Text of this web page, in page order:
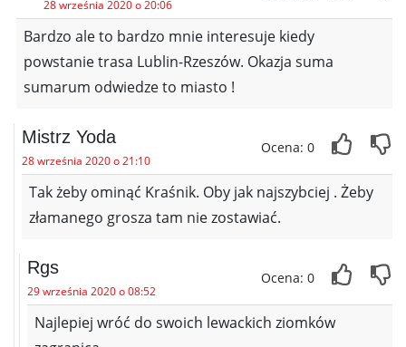
28 września 2020 o 20:06
Bardzo ale to bardzo mnie interesuje kiedy
powstanie trasa Lublin-Rzeszów. Okazja suma
sumarum odwiedze to miasto !
Mistrz Yoda
28 września 2020 o 21:10
Ocena: 0
Tak żeby ominąć Kraśnik. Oby jak najszybciej . Żeby
złamanego grosza tam nie zostawiać.
Rgs
29 września 2020 o 08:52
Ocena: 0
Najlepiej wróć do swoich lewackich ziomków